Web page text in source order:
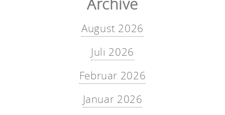
Archive
August 2026
Juli 2026
Februar 2026
Januar 2026